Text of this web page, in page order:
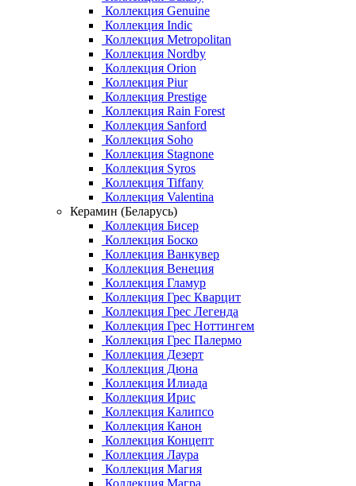
Коллекция Genuine
Коллекция Indic
Коллекция Metropolitan
Коллекция Nordby
Коллекция Orion
Коллекция Piur
Коллекция Prestige
Коллекция Rain Forest
Коллекция Sanford
Коллекция Soho
Коллекция Stagnone
Коллекция Syros
Коллекция Tiffany
Коллекция Valentina
Керамин (Беларусь)
Коллекция Бисер
Коллекция Боско
Коллекция Ванкувер
Коллекция Венеция
Коллекция Гламур
Коллекция Грес Кварцит
Коллекция Грес Легенда
Коллекция Грес Ноттингем
Коллекция Грес Палермо
Коллекция Дезерт
Коллекция Дюна
Коллекция Илиада
Коллекция Ирис
Коллекция Калипсо
Коллекция Канон
Коллекция Концепт
Коллекция Лаура
Коллекция Магия
Коллекция Магра